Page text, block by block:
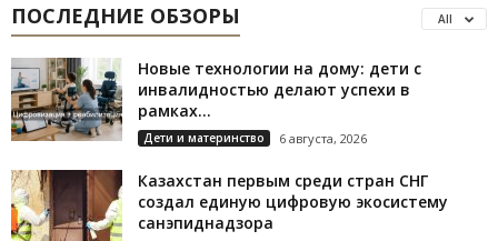
ПОСЛЕДНИЕ ОБЗОРЫ All
Новые технологии на дому: дети с
инвалидностью делают успехи в
рамках...
Дети и материнство 6 августа, 2026
Казахстан первым среди стран СНГ
создал единую цифровую экосистему
санэпиднадзора